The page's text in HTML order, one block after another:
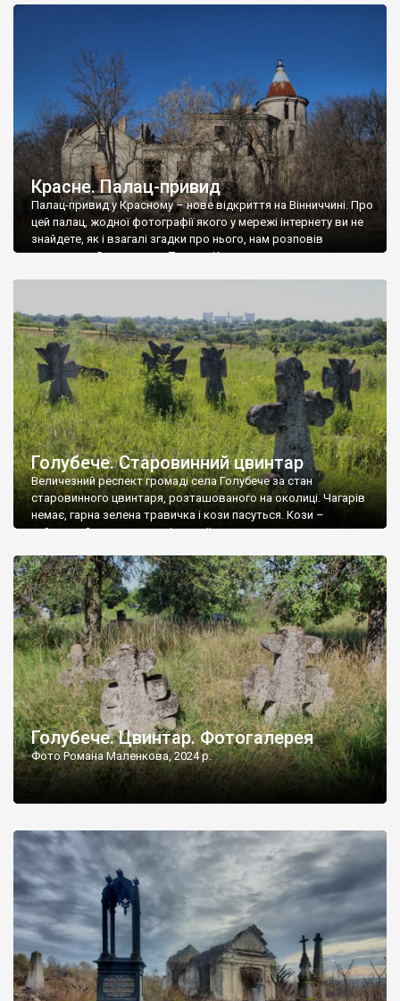
Красне. Палац-привид
Палац-привид у Красному – нове відкриття на Вінниччині. Про
цей палац, жодної фотографії якого у мережі інтернету ви не
знайдете, як і взагалі згадки про нього, нам розповів
мешканець Самгородка. Палац у Красному вразив не лише
Голубече. Старовинний цвинтар
Величезний респект громаді села Голубече за стан
старовинного цвинтаря, розташованого на околиці. Чагарів
немає, гарна зелена травичка і кози пасуться. Кози –
найкращий регулятор шкідливої, для старих кладовищ,
бруньками, кози ті бруньки обгризають, бо то улюблений
делікатес. На цвинтарі у Голубечому ціла колекція
різноманітних форм хрестів. Село відносно невелике, […]
Голубече. Цвинтар. Фотогалерея
Фото Романа Маленкова, 2024 р.